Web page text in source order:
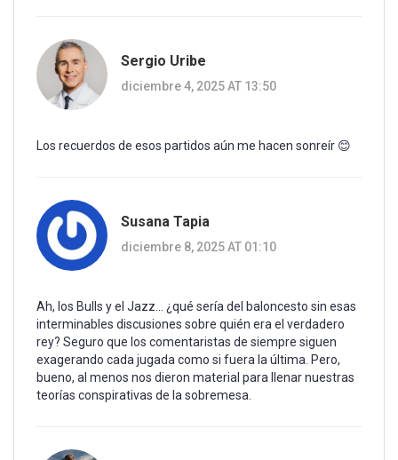
Sergio Uribe
diciembre 4, 2025 AT 13:50
Los recuerdos de esos partidos aún me hacen sonreír 😊
Susana Tapia
diciembre 8, 2025 AT 01:10
Ah, los Bulls y el Jazz… ¿qué sería del baloncesto sin esas
interminables discusiones sobre quién era el verdadero
rey? Seguro que los comentaristas de siempre siguen
exagerando cada jugada como si fuera la última. Pero,
bueno, al menos nos dieron material para llenar nuestras
teorías conspirativas de la sobremesa.